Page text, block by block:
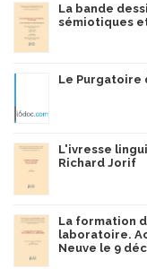
La bande
sémiotiques
Le Purgatoire
L'ivresse
Richard Jorif
La formation
laboratoire.
Neuve le 9